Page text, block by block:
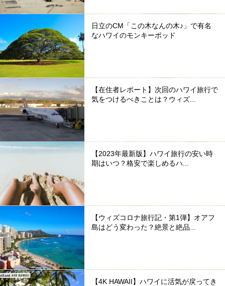
日立のCM「この木なんの木♪」で有名
なハワイのモンキーポッド
【在住者レポート】次回のハワイ旅行で
気をつけるべきことは？ウィズ...
【2023年最新版】ハワイ旅行の安い時
期はいつ？格安で楽しめるハ...
【ウィズコロナ旅行記・第1弾】オアフ
島はどう変わった？絶景と絶品...
【4K HAWAII】ハワイに活気が戻ってき